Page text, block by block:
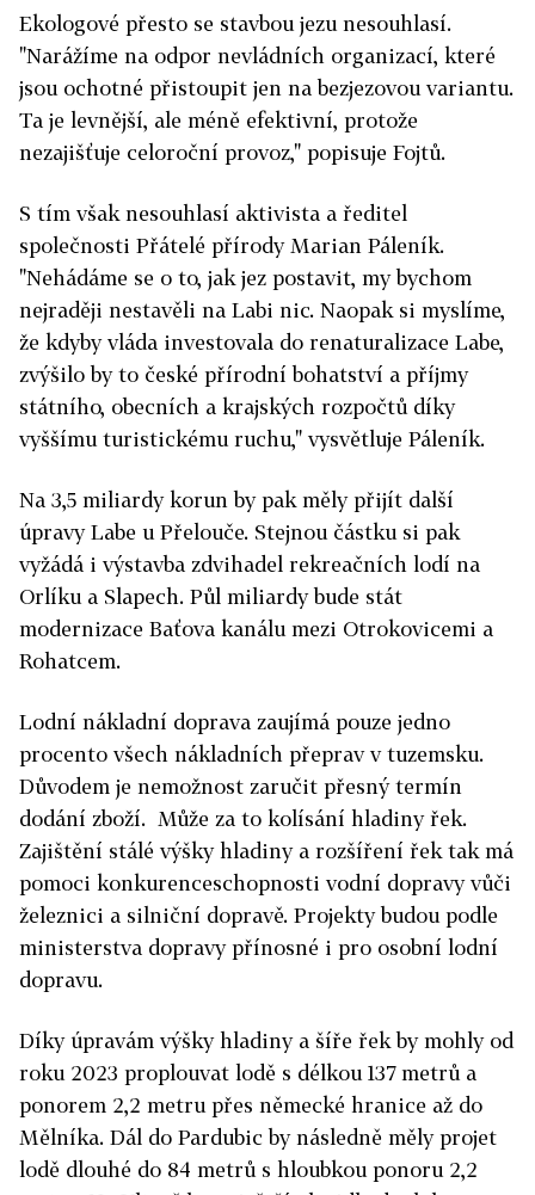
Ekologové přesto se stavbou jezu nesouhlasí.
"Narážíme na odpor nevládních organizací, které
jsou ochotné přistoupit jen na bezjezovou variantu.
Ta je levnější, ale méně efektivní, protože
nezajišťuje celoroční provoz," popisuje Fojtů.
S tím však nesouhlasí aktivista a ředitel
společnosti Přátelé přírody Marian Páleník.
"Nehádáme se o to, jak jez postavit, my bychom
nejraději nestavěli na Labi nic. Naopak si myslíme,
že kdyby vláda investovala do renaturalizace Labe,
zvýšilo by to české přírodní bohatství a příjmy
státního, obecních a krajských rozpočtů díky
vyššímu turistickému ruchu," vysvětluje Páleník.
Na 3,5 miliardy korun by pak měly přijít další
úpravy Labe u Přelouče. Stejnou částku si pak
vyžádá i výstavba zdvihadel rekreačních lodí na
Orlíku a Slapech. Půl miliardy bude stát
modernizace Baťova kanálu mezi Otrokovicemi a
Rohatcem.
Lodní nákladní doprava zaujímá pouze jedno
procento všech nákladních přeprav v tuzemsku.
Důvodem je nemožnost zaručit přesný termín
dodání zboží. Může za to kolísání hladiny řek.
Zajištění stálé výšky hladiny a rozšíření řek tak má
pomoci konkurenceschopnosti vodní dopravy vůči
železnici a silniční dopravě. Projekty budou podle
ministerstva dopravy přínosné i pro osobní lodní
dopravu.
Díky úpravám výšky hladiny a šíře řek by mohly od
roku 2023 proplouvat lodě s délkou 137 metrů a
ponorem 2,2 metru přes německé hranice až do
Mělníka. Dál do Pardubic by následně měly projet
lodě dlouhé do 84 metrů s hloubkou ponoru 2,2